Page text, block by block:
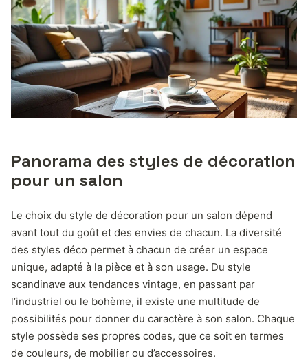
Panorama des styles de décoration
pour un salon
Le choix du style de décoration pour un salon dépend
avant tout du goût et des envies de chacun. La diversité
des styles déco permet à chacun de créer un espace
unique, adapté à la pièce et à son usage. Du style
scandinave aux tendances vintage, en passant par
l’industriel ou le bohème, il existe une multitude de
possibilités pour donner du caractère à son salon. Chaque
style possède ses propres codes, que ce soit en termes
de couleurs, de mobilier ou d’accessoires.